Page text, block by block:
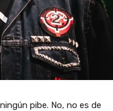
pibe. No, no es de